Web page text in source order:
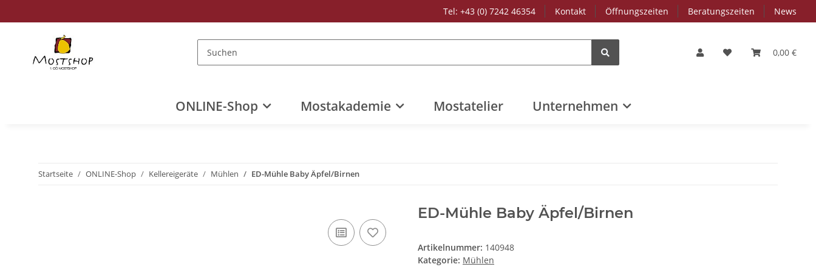
Tel: +43 (0) 7242 46354 Kontakt Öffnungszeiten Beratungszeiten News
0,00 €
ONLINE-Shop Mostakademie Mostatelier Unternehmen
Startseite ONLINE-Shop Kellereigeräte Mühlen ED-Mühle Baby Äpfel/Birnen
ED-Mühle Baby Äpfel/Birnen
Artikelnummer: 140948
Kategorie: Mühlen